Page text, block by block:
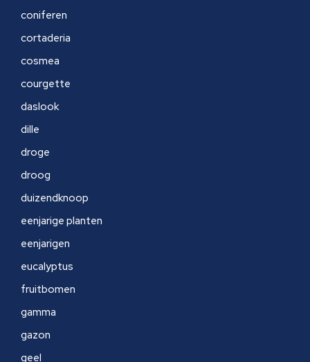
coniferen
cortaderia
cosmea
courgette
daslook
dille
droge
droog
duizendknoop
eenjarige planten
eenjarigen
eucalyptus
fruitbomen
gamma
gazon
geel